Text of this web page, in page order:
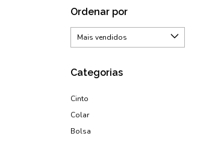
Ordenar por
Categorias
Cinto
Colar
Bolsa